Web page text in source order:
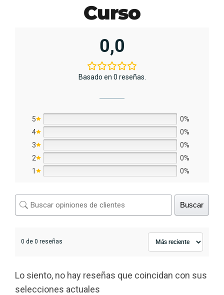
Curso
0,0
Basado en 0 reseñas.
5
0%
4
0%
3
0%
2
0%
1
0%
Buscar
0 de 0 reseñas
Lo siento, no hay reseñas que coincidan con sus
selecciones actuales